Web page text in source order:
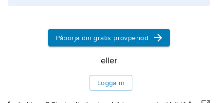
Påbörja din gratis provperiod
eller
Logga in